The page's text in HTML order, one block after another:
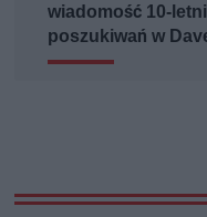
wiadomość 10-
poszukiwań w